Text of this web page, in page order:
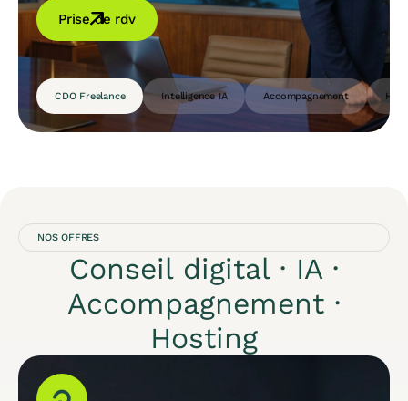
CDO Freelance Intelligence IA Accompagnement
Prise de rdv
NOS OFFRES
Conseil digital · IA ·
Accompagnement ·
Hosting